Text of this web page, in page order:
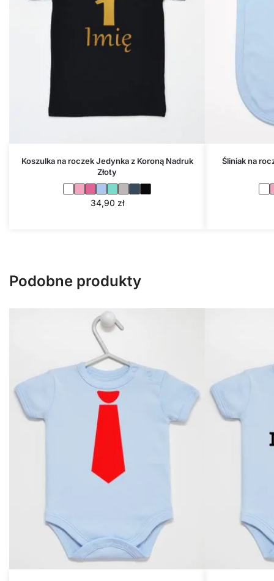
Koszulka na roczek Jedynka z Koroną Nadruk
Złoty
34,90 zł
Śliniak na
Podobne produkty